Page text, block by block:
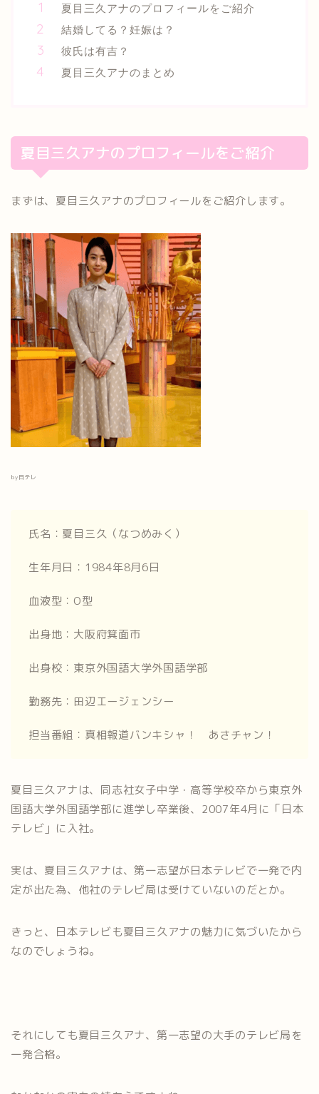
夏目三久アナのプロフィールをご紹介
結婚してる？妊娠は？
彼氏は有吉？
夏目三久アナのまとめ
夏目三久アナのプロフィールをご紹介
まずは、夏目三久アナのプロフィールをご紹介します。
by日テレ
氏名：夏目三久（なつめみく）
生年月日：1984年8月6日
血液型：O型
出身地：大阪府箕面市
出身校：東京外国語大学外国語学部
勤務先：田辺エージェンシー
担当番組：真相報道バンキシャ！ あさチャン！
夏目三久アナは、同志社女子中学・高等学校卒から東京外
国語大学外国語学部に進学し卒業後、2007年4月に「日本
テレビ」に入社。
実は、夏目三久アナは、第一志望が日本テレビで一発で内
定が出た為、他社のテレビ局は受けていないのだとか。
きっと、日本テレビも夏目三久アナの魅力に気づいたから
なのでしょうね。
それにしても夏目三久アナ、第一志望の大手のテレビ局を
一発合格。